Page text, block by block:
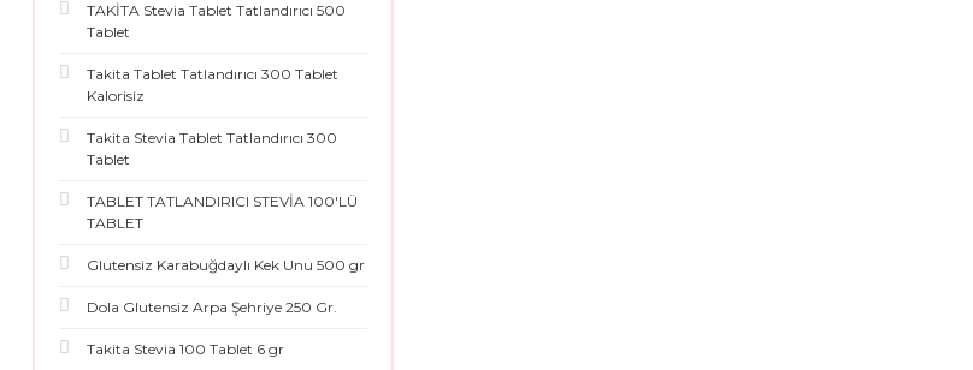
TAKİTA Stevia Tablet Tatlandırıcı 500
Tablet
Takita Tablet Tatlandırıcı 300 Tablet
Kalorisiz
Takita Stevia Tablet Tatlandırıcı 300
Tablet
TABLET TATLANDIRICI STEVİA 100'LÜ
TABLET
Glutensiz Karabuğdaylı Kek Unu 500 gr
Dola Glutensiz Arpa Şehriye 250 Gr.
Takita Stevia 100 Tablet 6 gr